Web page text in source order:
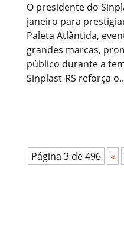
O presidente do
janeiro para
Paleta Atlântida,
grandes marcas,
público durante a
Sinplast-RS reforça
Página 3 de 496 «